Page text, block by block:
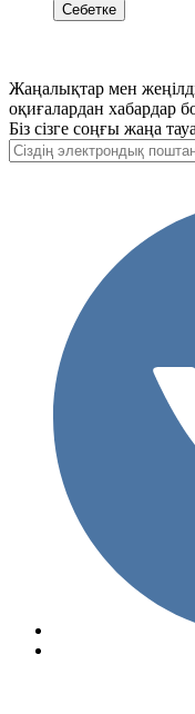
Себетке
Жаңалықтар мен
оқиғалардан хабардар
Біз сізге соңғы жаңа